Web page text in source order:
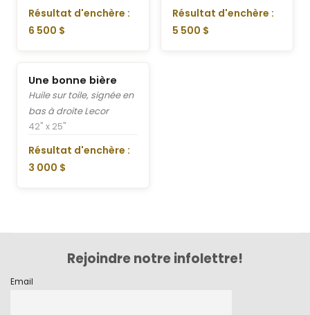
Résultat d'enchère :
6 500 $
Résultat d'enchère :
5 500 $
Une bonne bière
Huile sur toile, signée en
bas à droite Lecor
42" x 25"
Résultat d'enchère :
3 000 $
Rejoindre notre infolettre!
Email